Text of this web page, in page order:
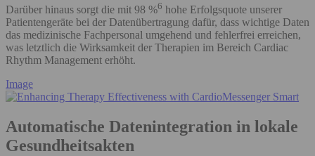
Darüber hinaus sorgt die mit 98 %6 hohe Erfolgsquote unserer
Patientengeräte bei der Datenübertragung dafür, dass wichtige Daten
das medizinische Fachpersonal umgehend und fehlerfrei erreichen,
was letztlich die Wirksamkeit der Therapien im Bereich Cardiac
Rhythm Management erhöht.
Image
Automatische Datenintegration in lokale
Gesundheitsakten